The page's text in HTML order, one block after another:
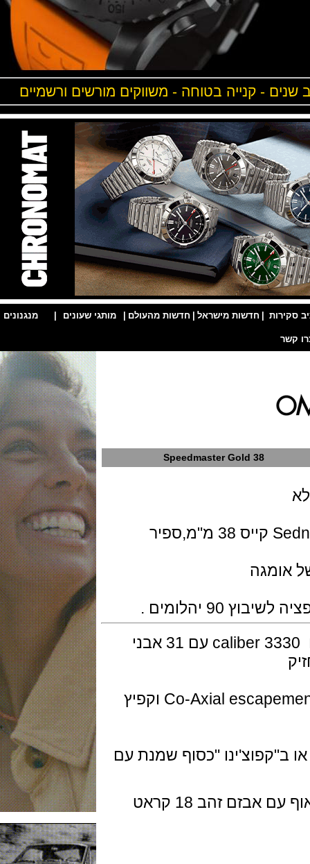
- קנייה בטוחה - משווקים מורשים ורשמיים
| חדשות מישראל | חדשות מהעולם | מותגי שעונים | מנגנונים |
Speedmaster Gold 38
השעון זמין בזהב צהוב 18K או זהב Sedna קייס 38 מ"מ,ספיר
יהלומים .
המנגנון מכני אוטומטי של אומגה דגם caliber 3330 עם 31 אבני
מנגנון כרונוגרף Column-wheel עם Co-Axial escapement וקפיץ
"כסוף שמנת עם
מגיע על רצועת עור ירוקה או חומה טאוף עם אבזם זהב 18 קראט